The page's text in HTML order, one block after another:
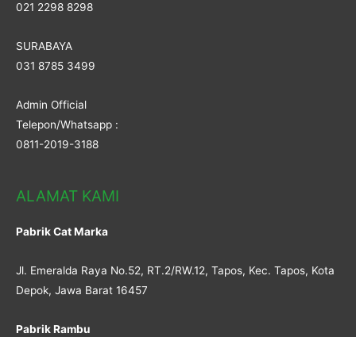
021 2298 8298
SURABAYA
031 8785 3499
Admin Official
Telepon/Whatsapp :
0811-2019-3188
ALAMAT KAMI
Pabrik Cat Marka
Jl. Emeralda Raya No.52, RT.2/RW.12, Tapos, Kec. Tapos, Kota
Depok, Jawa Barat 16457
Pabrik Rambu